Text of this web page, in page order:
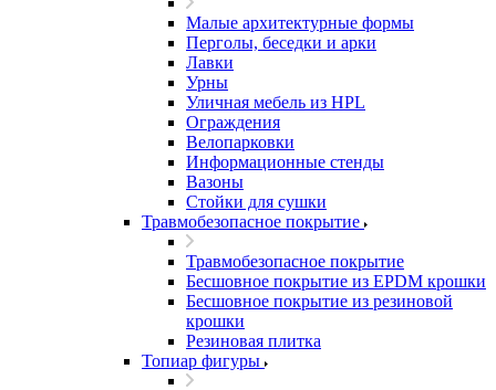
Малые архитектурные формы
Перголы, беседки и арки
Лавки
Урны
Уличная мебель из HPL
Ограждения
Велопарковки
Информационные стенды
Вазоны
Стойки для сушки
Травмобезопасное покрытие
Травмобезопасное покрытие
Бесшовное покрытие из EPDM крошки
Бесшовное покрытие из резиновой
крошки
Резиновая плитка
Топиар фигуры